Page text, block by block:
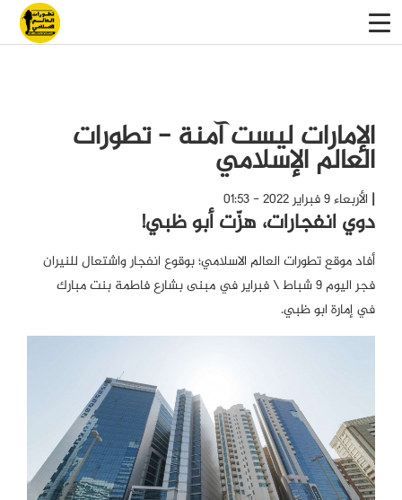
الإمارات ليست آمنة - تطورات
العالم الإسلامي
الأربعاء 9 فبراير 2022 - 01:53
دوي انفجارات، هزّت أبو ظبي!
أفاد موقع تطورات العالم الاسلامي؛ بوقوع انفجار واشتعال للنيران
فجر اليوم 9 شباط \ فبراير في مبنى بشارع فاطمة بنت مبارك
في إمارة ابو ظبي.